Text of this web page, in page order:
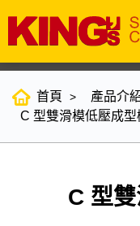
首頁 產品介
C 型雙滑模低壓成型
C 型